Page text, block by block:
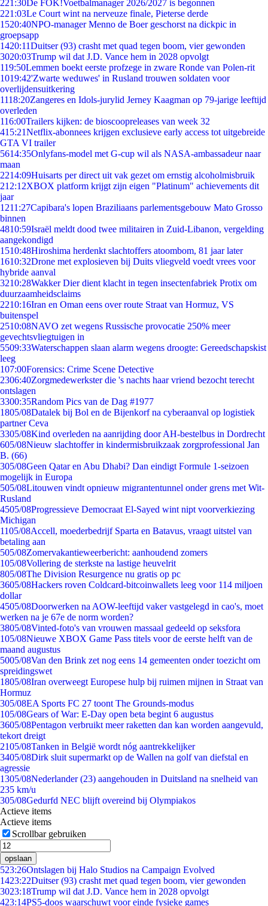
221:30De FOK!Voetbalmanager 2026/2027 is begonnen
221:03Le Court wint na nerveuze finale, Pieterse derde
1520:40NPO-manager Menno de Boer geschorst na dickpic in
groepsapp
1420:11Duitser (93) crasht met quad tegen boom, vier gewonden
3020:03Trump wil dat J.D. Vance hem in 2028 opvolgt
119:50Lemmen boekt eerste profzege in zware Ronde van Polen-rit
1019:42'Zwarte weduwes' in Rusland trouwen soldaten voor
overlijdensuitkering
1118:20Zangeres en Idols-jurylid Jerney Kaagman op 79-jarige leeftijd
overleden
116:00Trailers kijken: de bioscoopreleases van week 32
415:21Netflix-abonnees krijgen exclusieve early access tot uitgebreide
GTA VI trailer
5614:35Onlyfans-model met G-cup wil als NASA-ambassadeur naar
maan
2214:09Huisarts per direct uit vak gezet om ernstig alcoholmisbruik
212:12XBOX platform krijgt zijn eigen "Platinum" achievements dit
jaar
1211:27Capibara's lopen Braziliaans parlementsgebouw Mato Grosso
binnen
4810:59Israël meldt dood twee militairen in Zuid-Libanon, vergelding
aangekondigd
1510:48Hiroshima herdenkt slachtoffers atoombom, 81 jaar later
1610:32Drone met explosieven bij Duits vliegveld voedt vrees voor
hybride aanval
3210:28Wakker Dier dient klacht in tegen insectenfabriek Protix om
duurzaamheidsclaims
2210:16Iran en Oman eens over route Straat van Hormuz, VS
buitenspel
2510:08NAVO zet wegens Russische provocatie 250% meer
gevechtsvliegtuigen in
5509:33Waterschappen slaan alarm wegens droogte: Gereedschapskist
leeg
107:00Forensics: Crime Scene Detective
2306:40Zorgmedewerkster die 's nachts haar vriend bezocht terecht
ontslagen
3300:35Random Pics van de Dag #1977
1805/08Datalek bij Bol en de Bijenkorf na cyberaanval op logistiek
partner Ceva
3305/08Kind overleden na aanrijding door AH-bestelbus in Dordrecht
605/08Nieuw slachtoffer in kindermisbruikzaak zorgprofessional Jan
B. (66)
305/08Geen Qatar en Abu Dhabi? Dan eindigt Formule 1-seizoen
mogelijk in Europa
505/08Litouwen vindt opnieuw migrantentunnel onder grens met Wit-
Rusland
4505/08Progressieve Democraat El-Sayed wint nipt voorverkiezing
Michigan
1105/08Accell, moederbedrijf Sparta en Batavus, vraagt uitstel van
betaling aan
505/08Zomervakantieweerbericht: aanhoudend zomers
105/08Vollering de sterkste na lastige heuvelrit
805/08The Division Resurgence nu gratis op pc
3605/08Hackers roven Coldcard-bitcoinwallets leeg voor 114 miljoen
dollar
4505/08Doorwerken na AOW-leeftijd vaker vastgelegd in cao's, moet
werken na je 67e de norm worden?
3805/08Vinted-foto's van vrouwen massaal gedeeld op seksfora
105/08Nieuwe XBOX Game Pass titels voor de eerste helft van de
maand augustus
5005/08Van den Brink zet nog eens 14 gemeenten onder toezicht om
spreidingswet
1805/08Iran overweegt Europese hulp bij ruimen mijnen in Straat van
Hormuz
305/08EA Sports FC 27 toont The Grounds-modus
105/08Gears of War: E-Day open beta begint 6 augustus
3605/08Pentagon verbruikt meer raketten dan kan worden aangevuld,
tekort dreigt
2105/08Tanken in België wordt nóg aantrekkelijker
3405/08Dirk sluit supermarkt op de Wallen na golf van diefstal en
agressie
1305/08Nederlander (23) aangehouden in Duitsland na snelheid van
235 km/u
305/08Gedurfd NEC blijft overeind bij Olympiakos
Actieve items
Actieve items
Scrollbar gebruiken
opslaan
523:26Ontslagen bij Halo Studios na Campaign Evolved
1423:22Duitser (93) crasht met quad tegen boom, vier gewonden
3023:18Trump wil dat J.D. Vance hem in 2028 opvolgt
423:14PS5-doos waarschuwt voor einde fysieke games